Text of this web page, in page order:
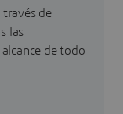
través de
las
de todo